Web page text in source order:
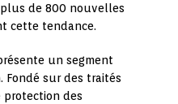
de 800 nouvelles
cette tendance.
un segment
Fondé sur des traités
des